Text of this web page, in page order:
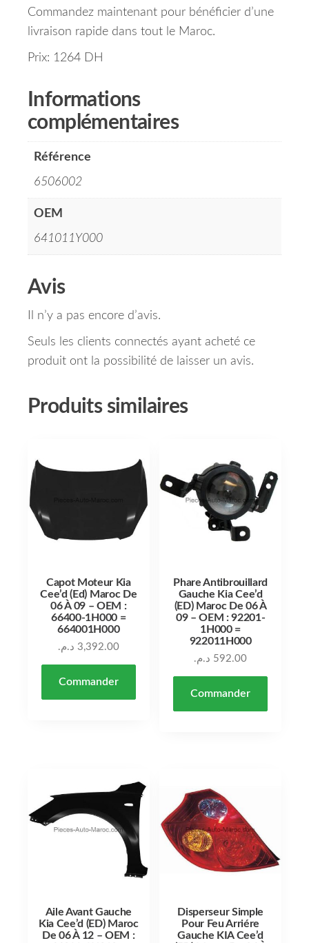
Commandez maintenant pour bénéficier d’une
livraison rapide dans tout le Maroc.
Prix: 1264 DH
Informations
complémentaires
Référence
6506002
OEM
641011Y000
Avis
Il n’y a pas encore d’avis.
Seuls les clients connectés ayant acheté ce
produit ont la possibilité de laisser un avis.
Produits similaires
Capot Moteur Kia
Cee’d (Ed) Maroc De
06 À 09 – OEM :
66400-1H000 =
664001H000
3,392.00 د.م.
Commander
Phare Antibrouillard
Gauche Kia Cee’d
(ED) Maroc De 06 À
09 – OEM : 92201-
1H000 =
922011H000
592.00 د.م.
Commander
Aile Avant Gauche
Kia Cee’d (ED) Maroc
De 06 À 12 – OEM :
Disperseur Simple
Pour Feu Arriére
Gauche KIA Cee’d